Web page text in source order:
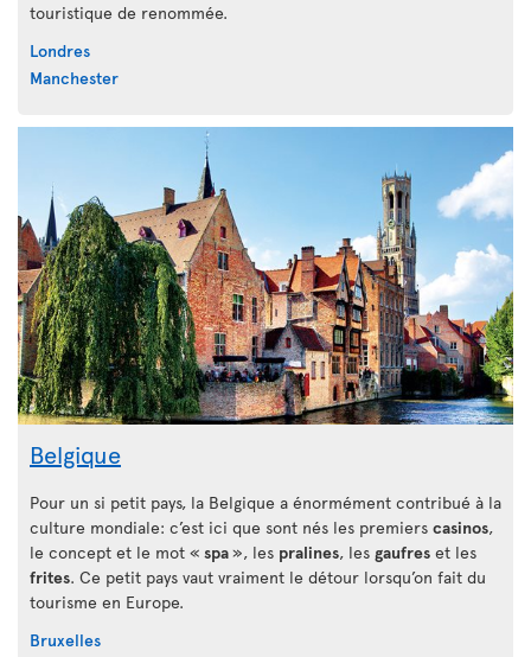
touristique de renommée.
Londres
Manchester
Belgique
Pour un si petit pays, la Belgique a énormément contribué à la
culture mondiale: c’est ici que sont nés les premiers casinos,
le concept et le mot « spa», les pralines, les gaufres et les
frites. Ce petit pays vaut vraiment le détour lorsqu’on fait du
tourisme en Europe.
Bruxelles